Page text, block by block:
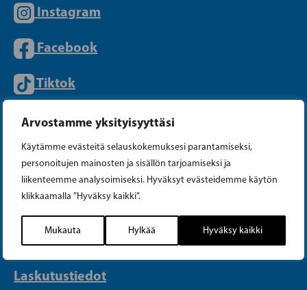
Arvostamme yksityisyyttäsi
Käytämme evästeitä selauskokemuksesi parantamiseksi,
personoitujen mainosten ja sisällön tarjoamiseksi ja
liikenteemme analysoimiseksi. Hyväksyt evästeidemme käytön
klikkaamalla ”Hyväksy kaikki”.
Mukauta Hylkää Hyväksy kaikki
Instagram
Facebook
Tiktok
PUOLUETOIMISTO
Puhelin (09) 693 070
PL 430, 00101 Helsinki
Yrjönkatu 27, 00100 Helsinki
info@sfp.fi
Laskutustiedot